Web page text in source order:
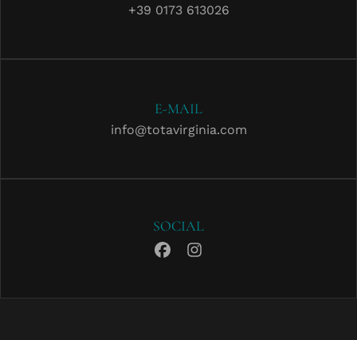
+39 0173 613026
E-MAIL
info@totavirginia.com
SOCIAL